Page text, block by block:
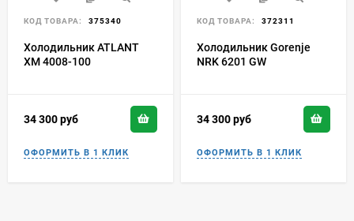
КОД ТОВАРА: 375340
Холодильник ATLANT
ХМ 4008-100
34 300руб
КОД ТОВАРА: 372311
Холодильник Gorenje
NRK 6201 GW
34 300руб